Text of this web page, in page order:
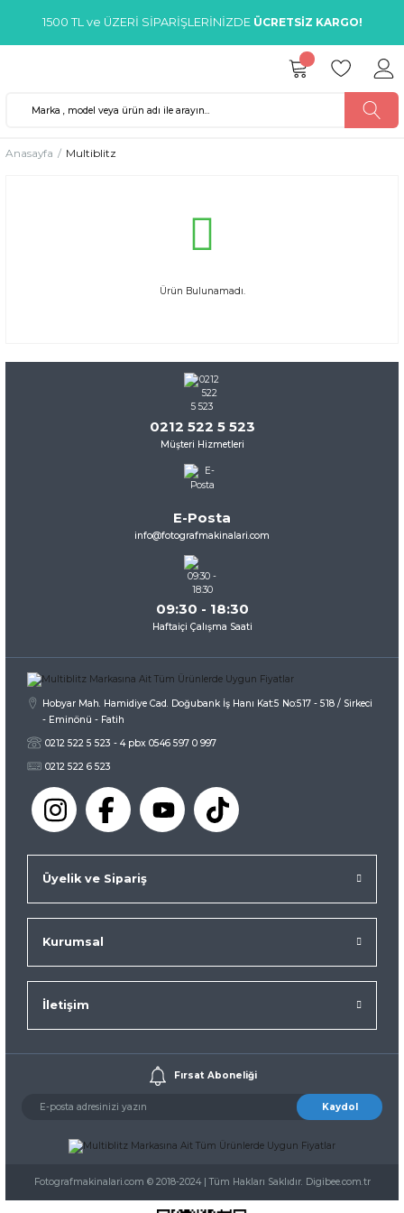
1500 TL ve ÜZERİ SİPARİŞLERİNİZDE ÜCRETSİZ KARGO!
Anasayfa Multiblitz
Ürün Bulunamadı.
0212 522 5 523
Müşteri Hizmetleri
E-Posta
info@fotografmakinalari.com
09:30 - 18:30
Haftaiçi Çalışma Saati
Hobyar Mah. Hamidiye Cad. Doğubank İş Hanı Kat:5 No:517 - 518 / Sirkeci
- Eminönü - Fatih
0212 522 5 523 - 4 pbx 0546 597 0 997
0212 522 6 523
Üyelik ve Sipariş
Kurumsal
İletişim
Fırsat Aboneliği
Kaydol
Fotografmakinalari.com © 2018-2024 | Tüm Hakları Saklıdır. Digibee.com.tr